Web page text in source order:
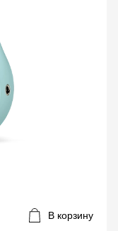
В корзину